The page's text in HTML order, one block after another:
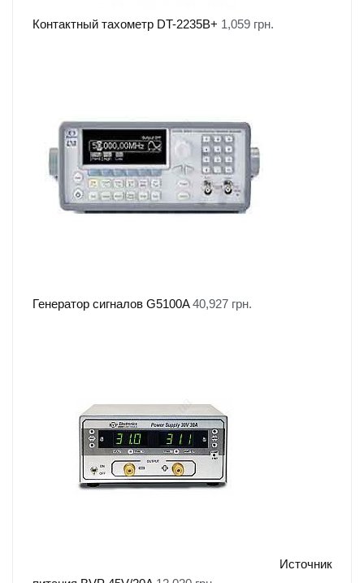
Контактный тахометр DT-2235B+ 1,059 грн.
Генератор сигналов G5100A 40,927 грн.
Источник